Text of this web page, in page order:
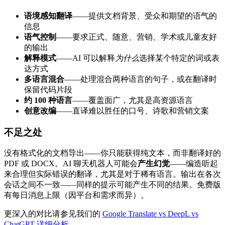
语境感知翻译——提供文档背景、受众和期望的语气的
信息
语气控制——要求正式、随意、营销、学术或儿童友好
的输出
解释模式——AI 可以解释 为什么选择某个特定的词或表
达方式
多语言混合——处理混合两种语言的句子，或在翻译时
保留代码片段
约 100 种语言——覆盖面广，尤其是高资源语言
创意改编——直译难以胜任的口号、诗歌和营销文案
不足之处
没有格式化的文档导出——你只能获得纯文本，而非翻译好的
PDF 或 DOCX。AI 聊天机器人可能会产生幻觉——编造听起
来合理但实际错误的翻译，尤其是对于稀有语言。输出在各次
会话之间不一致——同样的提示可能产生不同的结果。免费版
有每日消息上限（因平台和需求而异）。
更深入的对比请参见我们的 Google Translate vs DeepL vs